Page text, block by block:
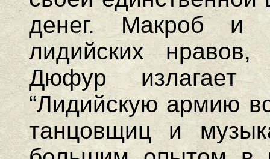
денег. Макроб и
лидийских
Дюфур излагает
“Лидийскую армию
танцовщиц и